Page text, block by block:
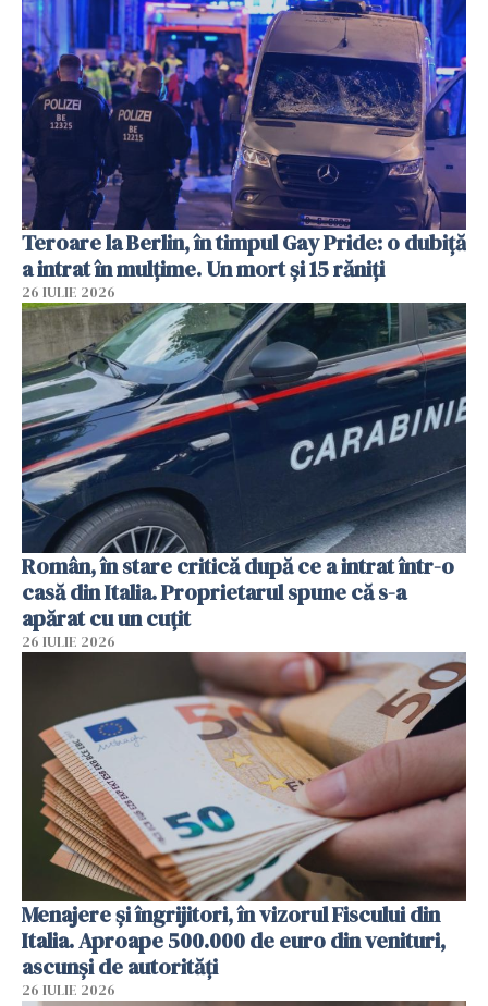
Teroare la Berlin, în timpul Gay Pride: o dubiță
a intrat în mulțime. Un mort și 15 răniți
26 IULIE 2026
Român, în stare critică după ce a intrat într-o
casă din Italia. Proprietarul spune că s-a
apărat cu un cuțit
26 IULIE 2026
Menajere și îngrijitori, în vizorul Fiscului din
Italia. Aproape 500.000 de euro din venituri,
ascunși de autorități
26 IULIE 2026